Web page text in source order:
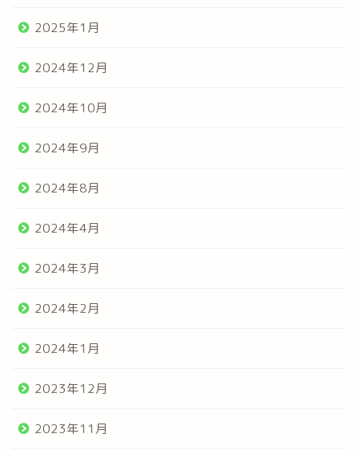
2025年1月
2024年12月
2024年10月
2024年9月
2024年8月
2024年4月
2024年3月
2024年2月
2024年1月
2023年12月
2023年11月